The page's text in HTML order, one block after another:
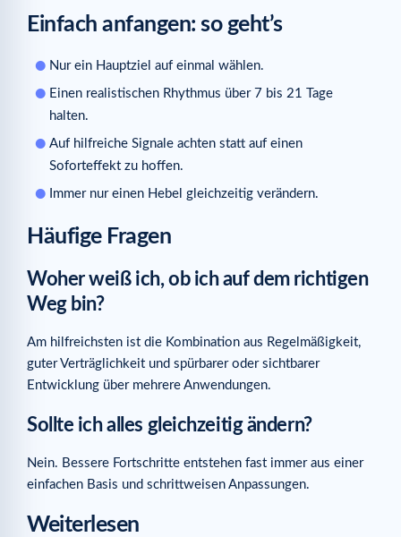
Einfach anfangen: so geht’s
Nur ein Hauptziel auf einmal wählen.
Einen realistischen Rhythmus über 7 bis 21 Tage
halten.
Auf hilfreiche Signale achten statt auf einen
Soforteffekt zu hoffen.
Immer nur einen Hebel gleichzeitig verändern.
Häufige Fragen
Woher weiß ich, ob ich auf dem richtigen
Weg bin?
Am hilfreichsten ist die Kombination aus Regelmäßigkeit,
guter Verträglichkeit und spürbarer oder sichtbarer
Entwicklung über mehrere Anwendungen.
Sollte ich alles gleichzeitig ändern?
Nein. Bessere Fortschritte entstehen fast immer aus einer
einfachen Basis und schrittweisen Anpassungen.
Weiterlesen